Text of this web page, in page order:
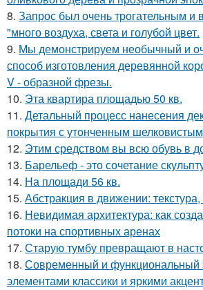
8. Запрос был очень трогательным
"много воздуха, света и голубой цвет.
9. Мы демонстрируем необычный и
способ изготовления деревянной
V - образной фрезы.
10. Эта квартира площадью 50 кв.
11. Детальный процесс нанесения
покрытия с утонченным
12. Этим средством вы всю обувь в
13. Барельеф - это сочетание
14. На площади 56 кв.
15. Абстракция в движении:
16. Невидимая архитектура: как
потоки на спортивных аренах
17. Старую тумбу превращают в
18. Современный и функциональный
элементами классики и яркими